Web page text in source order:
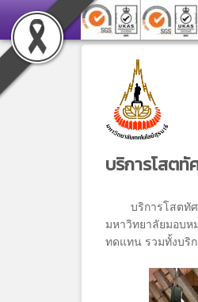
บริการโสต
บริการโสตทัศนูป
มหาวิทยาลัยมอบ
ทดแทน รวมทั้งบริ